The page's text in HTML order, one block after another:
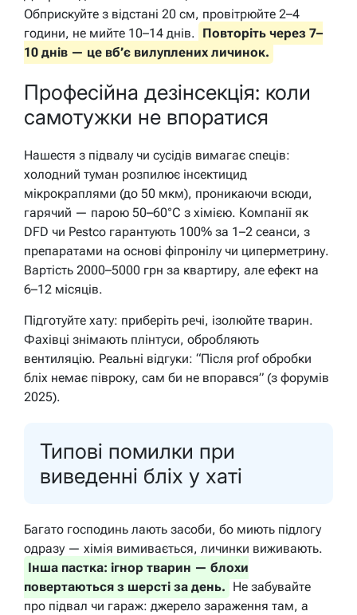
Обприскуйте з відстані 20 см, провітрюйте 2–4
години, не мийте 10–14 днів. Повторіть через 7–
10 днів — це вб’є вилуплених личинок.
Професійна дезінсекція: коли
самотужки не впоратися
Нашестя з підвалу чи сусідів вимагає спеців:
холодний туман розпилює інсектицид
мікрокраплями (до 50 мкм), проникаючи всюди,
гарячий — парою 50–60°C з хімією. Компанії як
DFD чи Pestco гарантують 100% за 1–2 сеанси, з
препаратами на основі фіпронілу чи циперметрину.
Вартість 2000–5000 грн за квартиру, але ефект на
6–12 місяців.
Підготуйте хату: приберіть речі, ізолюйте тварин.
Фахівці знімають плінтуси, обробляють
вентиляцію. Реальні відгуки: “Після prof обробки
бліх немає півроку, сам би не впорався” (з форумів
2025).
Типові помилки при
виведенні бліх у хаті
Багато господинь лають засоби, бо миють підлогу
одразу — хімія вимивається, личинки виживають.
Інша пастка: ігнор тварин — блохи
повертаються з шерсті за день. Не забувайте
про підвал чи гараж: джерело зараження там, а